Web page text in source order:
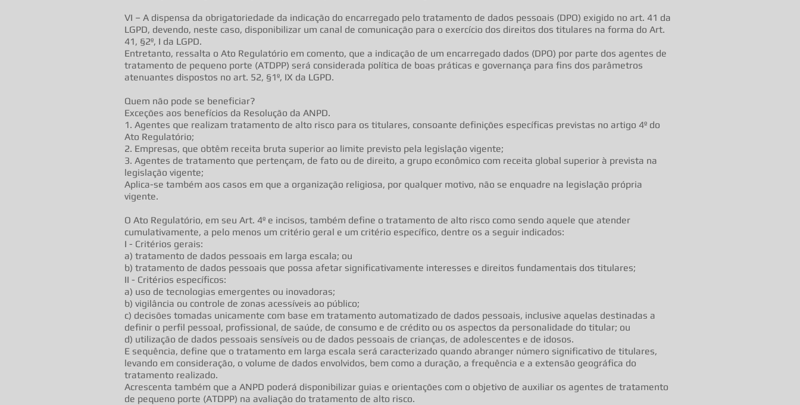
VI – A dispensa da obrigatoriedade da indicação do encarregado pelo tratamento de dados pessoais (DPO) exigido no art. 41 da
LGPD, devendo, neste caso, disponibilizar um canal de comunicação para o exercício dos direitos dos titulares na forma do Art.
41, §2º, I da LGPD.
Entretanto, ressalta o Ato Regulatório em comento, que a indicação de um encarregado dados (DPO) por parte dos agentes de
tratamento de pequeno porte (ATDPP) será considerada política de boas práticas e governança para fins dos parâmetros
atenuantes dispostos no art. 52, §1º, IX da LGPD.
Quem não pode se beneficiar?
Exceções aos benefícios da Resolução da ANPD.
1. Agentes que realizam tratamento de alto risco para os titulares, consoante definições específicas previstas no artigo 4º do
Ato Regulatório;
2. Empresas, que obtêm receita bruta superior ao limite previsto pela legislação vigente;
3. Agentes de tratamento que pertençam, de fato ou de direito, a grupo econômico com receita global superior à prevista na
legislação vigente;
Aplica-se também aos casos em que a organização religiosa, por qualquer motivo, não se enquadre na legislação própria
vigente.
O Ato Regulatório, em seu Art. 4º e incisos, também define o tratamento de alto risco como sendo aquele que atender
cumulativamente, a pelo menos um critério geral e um critério específico, dentre os a seguir indicados:
I - Critérios gerais:
a) tratamento de dados pessoais em larga escala; ou
b) tratamento de dados pessoais que possa afetar significativamente interesses e direitos fundamentais dos titulares;
II - Critérios específicos:
a) uso de tecnologias emergentes ou inovadoras;
b) vigilância ou controle de zonas acessíveis ao público;
c) decisões tomadas unicamente com base em tratamento automatizado de dados pessoais, inclusive aquelas destinadas a
definir o perfil pessoal, profissional, de saúde, de consumo e de crédito ou os aspectos da personalidade do titular; ou
d) utilização de dados pessoais sensíveis ou de dados pessoais de crianças, de adolescentes e de idosos.
E sequência, define que o tratamento em larga escala será caracterizado quando abranger número significativo de titulares,
levando em consideração, o volume de dados envolvidos, bem como a duração, a frequência e a extensão geográfica do
tratamento realizado.
Acrescenta também que a ANPD poderá disponibilizar guias e orientações com o objetivo de auxiliar os agentes de tratamento
de pequeno porte (ATDPP) na avaliação do tratamento de alto risco.